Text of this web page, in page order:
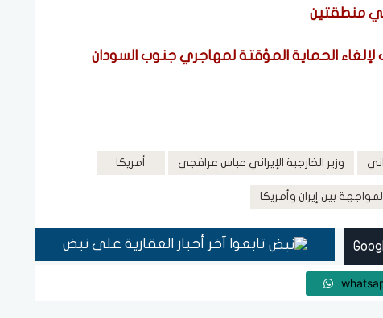
منطقتين
الحماية المؤقتة لمهاجري جنوب السودان
وزير الخارجية الإيراني عباس عراقجي أمريكا
المواجهة بين إيران وأمريكا
تابعوا آخر أخبار العقارية على نبض